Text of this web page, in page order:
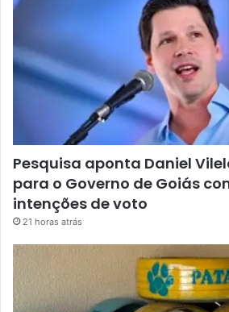
Pesquisa aponta Daniel
para o Governo de Goiás
intenções de voto
21 horas atrás